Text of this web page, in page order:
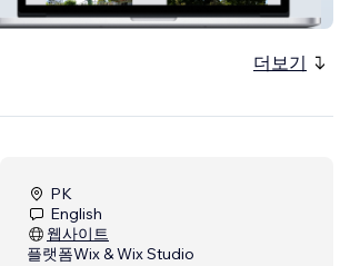
Barkridge
더보기
PK
English
웹사이트
플랫폼Wix & Wix Studio